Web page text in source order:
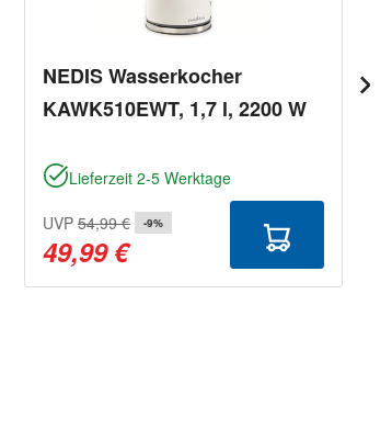
NEDIS Wasserkocher
KAWK510EWT, 1,7 l, 2200 W
Lieferzeit 2-5 Werktage
UVP 54,99 € -9%
49,99 €